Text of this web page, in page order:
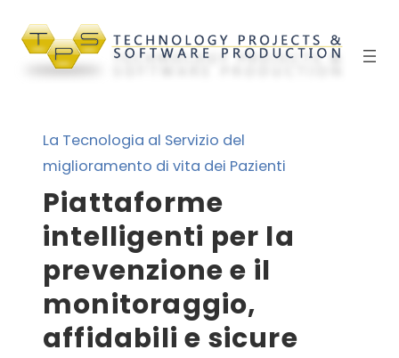
contenuto
La Tecnologia al Servizio del
miglioramento di vita dei Pazienti
Piattaforme
intelligenti per la
prevenzione e il
monitoraggio,
affidabili e sicure